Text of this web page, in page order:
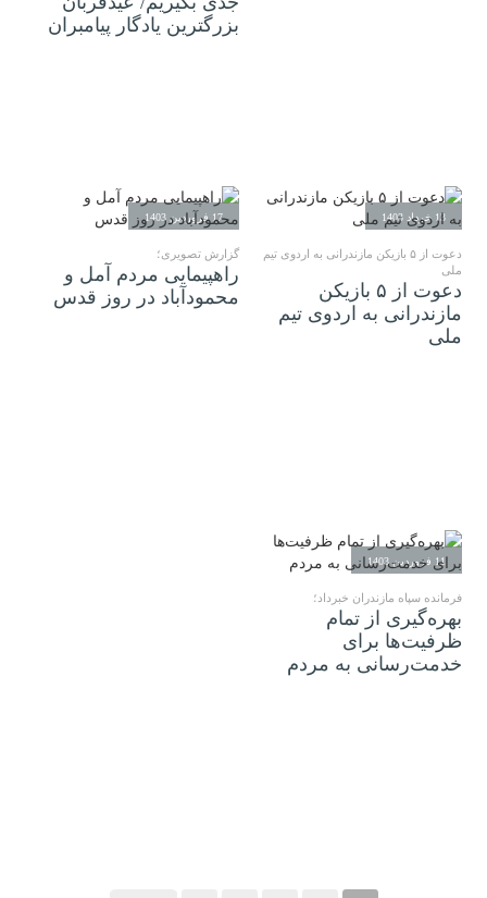
بزرگترین یادگار پیامبران
13 خرداد 1403
دعوت از ۵ بازیکن مازندرانی به اردوی تیم
ملی
دعوت از ۵ بازیکن
مازندرانی به اردوی تیم
ملی
17 فروردین 1403
گزارش تصویری؛
راهپیمایی مردم آمل و
محمودآباد در روز قدس
11 فروردین 1403
فرمانده سپاه مازندران خبرداد؛
بهره‌گیری از تمام
ظرفیت‌‌ها برای
خدمت‌رسانی به مردم